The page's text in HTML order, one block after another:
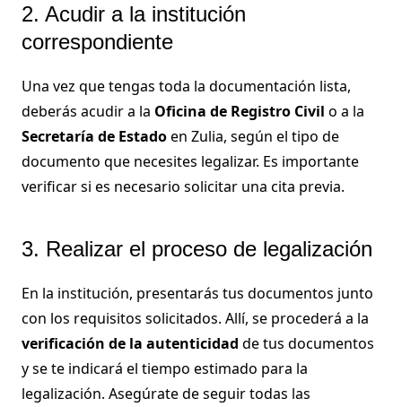
2. Acudir a la institución
correspondiente
Una vez que tengas toda la documentación lista,
deberás acudir a la Oficina de Registro Civil o a la
Secretaría de Estadoen Zulia, según el tipo de
documento que necesites legalizar. Es importante
verificar si es necesario solicitar una cita previa.
3. Realizar el proceso de legalización
En la institución, presentarás tus documentos junto
con los requisitos solicitados. Allí, se procederá a la
verificación de la autenticidad de tus documentos
y se te indicará el tiempo estimado para la
legalización. Asegúrate de seguir todas las